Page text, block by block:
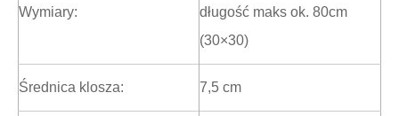
Wymiary:
długość maks ok. 80cm
(30×30)
Średnica klosza: 7,5 cm